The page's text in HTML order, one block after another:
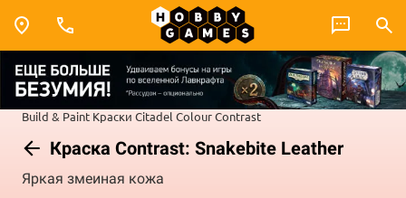
Build & Paint Краски Citadel ColourContrast
Краска Contrast: Snakebite Leather
Яркая змеиная кожа